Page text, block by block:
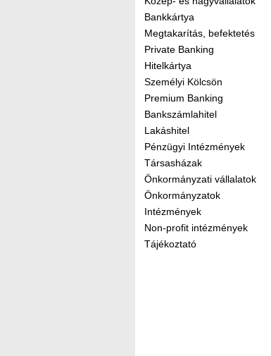
Bankkártya
Megtakarítás, befektetés
Private Banking
Hitelkártya
Személyi Kölcsön
Premium Banking
Bankszámlahitel
Lakáshitel
Pénzügyi Intézmények
Társasházak
Önkormányzati vállalatok
Önkormányzatok
Intézmények
Non-profit intézmények
Tájékoztató